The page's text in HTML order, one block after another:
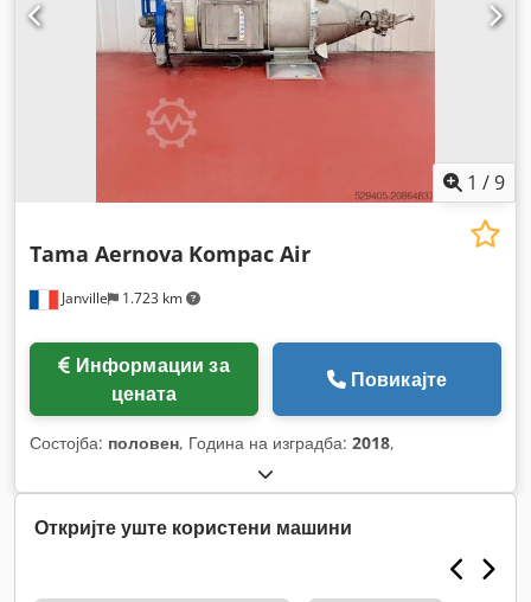
1 /9
Janville 1.723 km
Tama Aernova Kompac Air
цената
Повикајте
Состојба: половен, Година на изградба: 2018,
Откријте уште користени машини